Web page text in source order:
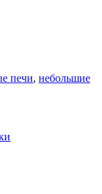
печи, небольшие